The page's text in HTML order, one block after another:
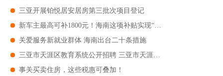
三亚开展铂悦居安居房第三批次项目登记
关爱服务新就业群体 海南出台二十条措施
事关买卖住房，这些税惠可叠加！